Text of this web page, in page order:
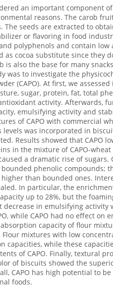
an important component
reasons. The carob
The seeds are extracted to
or flavoring in food
polyphenols and contain
as cocoa substitute since they
is also the base for many
was to investigate the
(CAPO). At first, we
sugar, protein, fat, total
activity. Afterwards,
emulsifying activity and
of CAPO with commercial
levels was incorporated in
Results showed that CAPO
in the mixture of CAPO-
a dramatic rise of sugars.
phenolic compounds;
than bounded ones.
In particular, the
up to 28%, but the
decrease in emulsifying activity
while CAPO had no effect on
capacity of flour
Flour mixtures with low
capacities, while these
of CAPO. Finally, textural
of biscuits showed the
CAPO has high potential to
foods.